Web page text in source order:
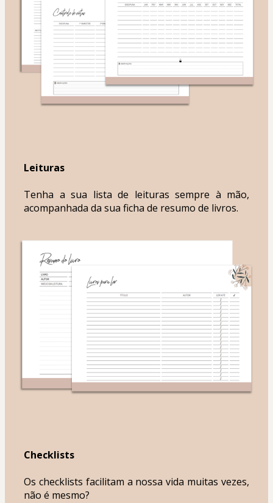
Leituras
Tenha a sua lista de leituras sempre à mão,
acompanhada da sua ficha de resumo de livros.
Checklists
Os checklists facilitam a nossa vida muitas vezes,
não é mesmo?